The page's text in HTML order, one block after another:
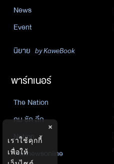
News
Event
นิยาย by KaweBook
พาร์ทเนอร์
The Nation
คม ชัด ลึก
Nation
Thainewsonline
×
เราใช้คุกกี้
เพื่อให้